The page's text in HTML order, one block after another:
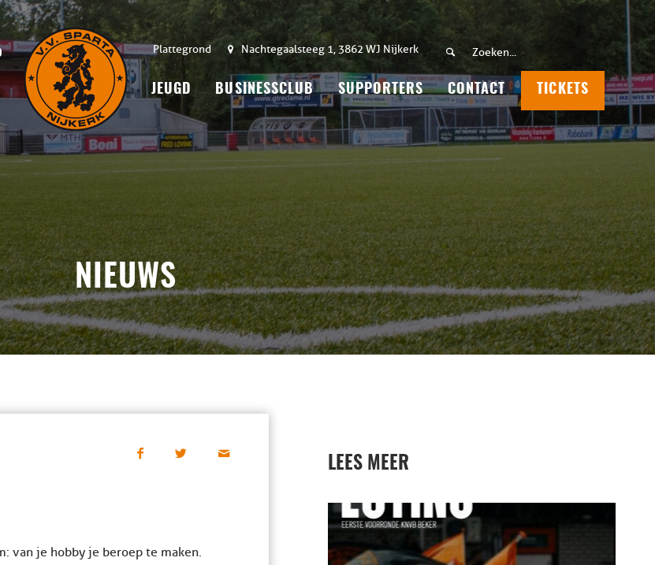
Plattegrond Nachtegaalsteeg 1, 3862 WJ Nijkerk
JEUGD BUSINESSCLUB SUPPORTERS CONTACT TICKETS
NIEUWS
van je hobby je beroep te maken.
LEES MEER